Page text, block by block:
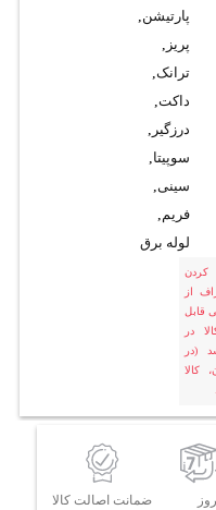
پارتیشن,
پریز ,
ترانک,
داکت,
درزگیر ,
سوپیتا,
سینی,
فریم,
لوله برق
کردن
از
قابل
در
(در
کالا
7 روز
ضمانت اصالت کالا